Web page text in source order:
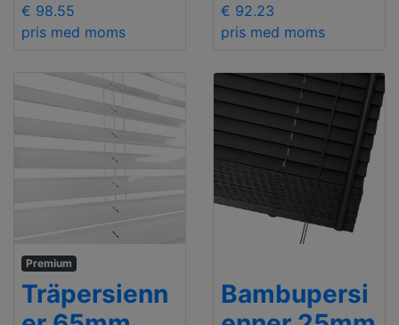
€ 98.55
pris med moms
€ 92.23
pris med moms
Premium
Träpersienn
Bambupersi